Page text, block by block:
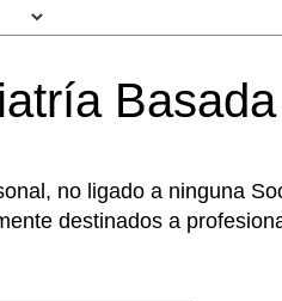
no ligado a ninguna
destinados a